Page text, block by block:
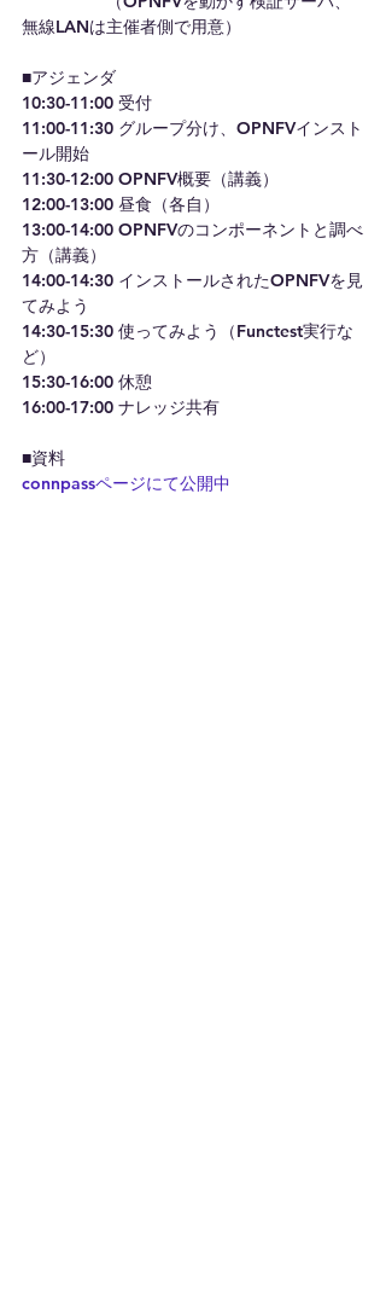
無線LANは主催者側で用意）
■アジェンダ
10:30-11:00 受付
11:00-11:30 グループ分け、OPNFVインスト
ール開始
11:30-12:00 OPNFV概要（講義）
12:00-13:00 昼食（各自）
13:00-14:00 OPNFVのコンポーネントと調べ
方（講義）
14:00-14:30 インストールされたOPNFVを見
てみよう
14:30-15:30 使ってみよう（Functest実行な
ど）
15:30-16:00 休憩
16:00-17:00 ナレッジ共有
■資料
connpassページにて公開中